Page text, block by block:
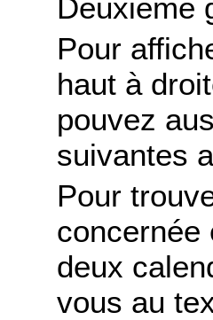
Deuxième
Pour
haut à
pouvez
suivantes
Pour
concernée
deux
vous au